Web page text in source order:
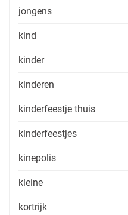
jongens
kind
kinder
kinderen
kinderfeestje thuis
kinderfeestjes
kinepolis
kleine
kortrijk